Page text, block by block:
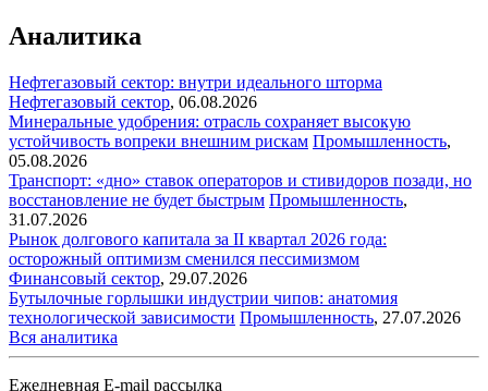
Аналитика
Нефтегазовый сектор: внутри идеального шторма
Нефтегазовый сектор, 06.08.2026
Минеральные удобрения: отрасль сохраняет высокую
устойчивость вопреки внешним рискам Промышленность,
05.08.2026
Транспорт: «дно» ставок операторов и стивидоров позади, но
восстановление не будет быстрым Промышленность,
31.07.2026
Рынок долгового капитала за II квартал 2026 года:
осторожный оптимизм сменился пессимизмом
Финансовый сектор, 29.07.2026
Бутылочные горлышки индустрии чипов: анатомия
технологической зависимости Промышленность, 27.07.2026
Вся аналитика
Ежедневная E-mail рассылка